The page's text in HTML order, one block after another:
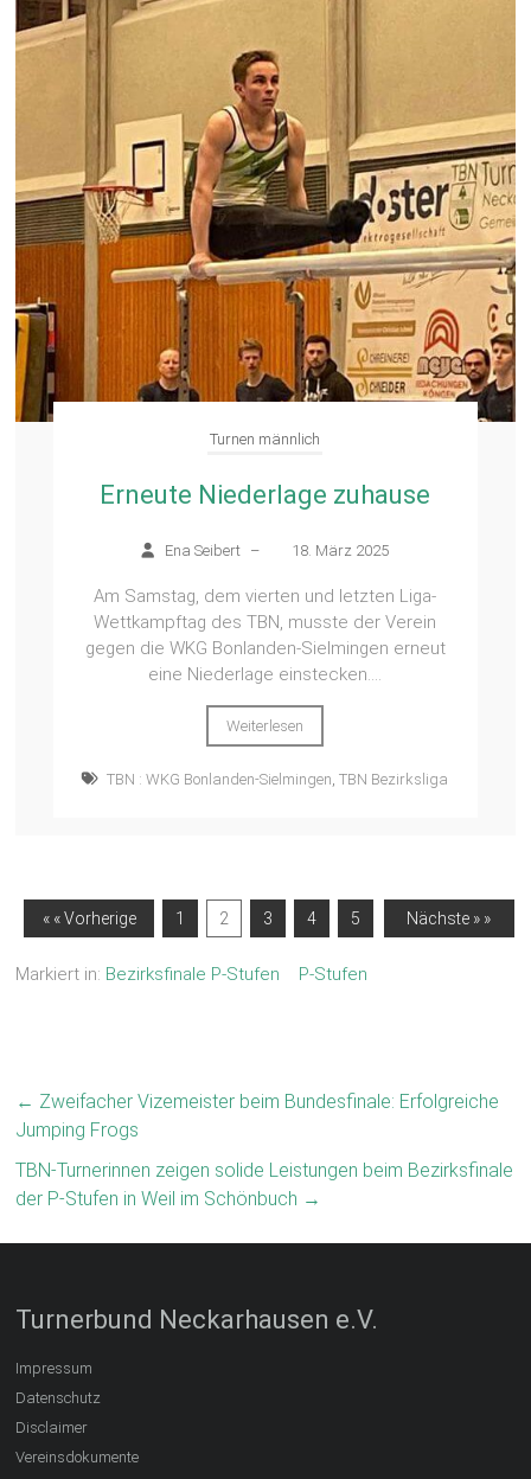
Turnen männlich
Erneute Niederlage zuhause
Ena Seibert – 18. März 2025
Am Samstag, dem vierten und letzten Liga-
Wettkampftag des TBN, musste der Verein
gegen die WKG Bonlanden-Sielmingen erneut
eine Niederlage einstecken....
Weiterlesen
TBN : WKG Bonlanden-Sielmingen, TBN Bezirksliga
« « Vorherige 1 2 3 4 5 Nächste » »
Markiert in: Bezirksfinale P-Stufen P-Stufen
← Zweifacher Vizemeister beim Bundesfinale: Erfolgreiche
Jumping Frogs
TBN-Turnerinnen zeigen solide Leistungen beim Bezirksfinale
der P-Stufen in Weil im Schönbuch →
Turnerbund Neckarhausen e.V.
Impressum
Datenschutz
Disclaimer
Vereinsdokumente